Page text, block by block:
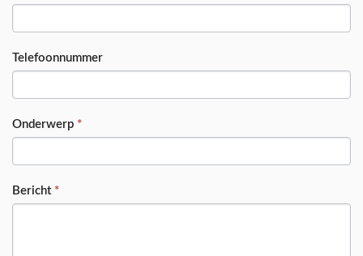
Telefoonnummer
Onderwerp *
Bericht *